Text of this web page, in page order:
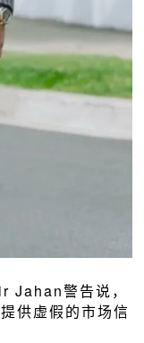
警告说，
供虚假的市场信